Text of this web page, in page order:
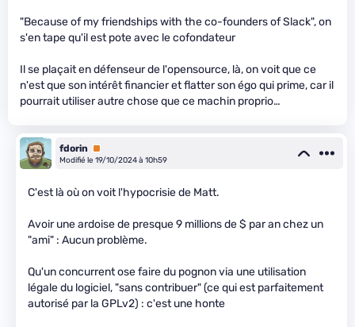
"Because of my friendships with the co-founders of Slack", on
s'en tape qu'il est pote avec le cofondateur
Il se plaçait en défenseur de l'opensource, là, on voit que ce
n'est que son intérêt financier et flatter son égo qui prime, car il
pourrait utiliser autre chose que ce machin proprio…
fdorin
Premium
Modifié le 19/10/2024 à 10h59
C'est là où on voit l'hypocrisie de Matt.
Avoir une ardoise de presque 9 millions de $ par an chez un
"ami" : Aucun problème.
Qu'un concurrent ose faire du pognon via une utilisation
légale du logiciel, "sans contribuer" (ce qui est parfaitement
autorisé par la GPLv2) : c'est une honte